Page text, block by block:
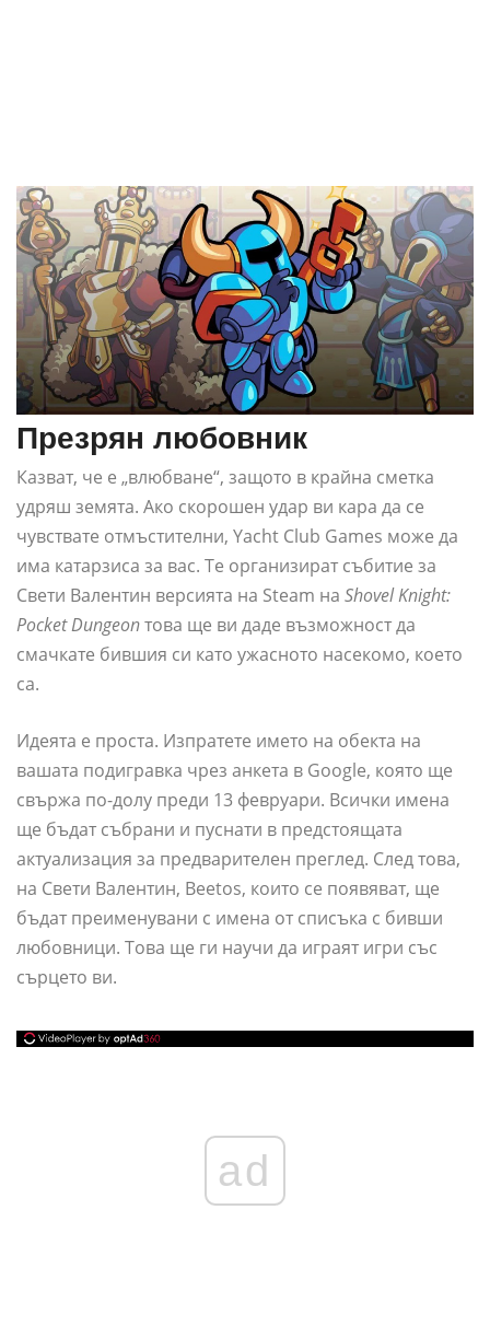
Презрян любовник
Казват, че е „влюбване“, защото в крайна сметка
удряш земята. Ако скорошен удар ви кара да се
чувствате отмъстителни, Yacht Club Games може да
има катарзиса за вас. Те организират събитие за
Свети Валентин версията на Steam на Shovel Knight:
Pocket Dungeonтова ще ви даде възможност да
смачкате бившия си като ужасното насекомо, което
са.
Идеята е проста. Изпратете името на обекта на
вашата подигравка чрез анкета в Google, която ще
свържа по-долу преди 13 февруари. Всички имена
ще бъдат събрани и пуснати в предстоящата
актуализация за предварителен преглед. След това,
на Свети Валентин, Beetos, които се появяват, ще
бъдат преименувани с имена от списъка с бивши
любовници. Това ще ги научи да играят игри със
сърцето ви.
ad